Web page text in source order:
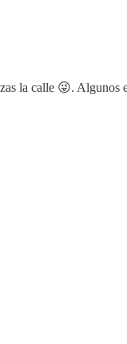
la calle 😜. Algunos